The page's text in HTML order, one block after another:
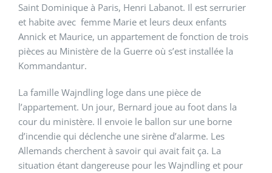
Saint Dominique à Paris, Henri Labanot. Il est serrurier
et habite avec femme Marie et leurs deux enfants
Annick et Maurice, un appartement de fonction de trois
pièces au Ministère de la Guerre où s’est installée la
Kommandantur.
La famille Wajndling loge dans une pièce de
l’appartement. Un jour, Bernard joue au foot dans la
cour du ministère. Il envoie le ballon sur une borne
d’incendie qui déclenche une sirène d’alarme. Les
Allemands cherchent à savoir qui avait fait ça. La
situation étant dangereuse pour les Wajndling et pour